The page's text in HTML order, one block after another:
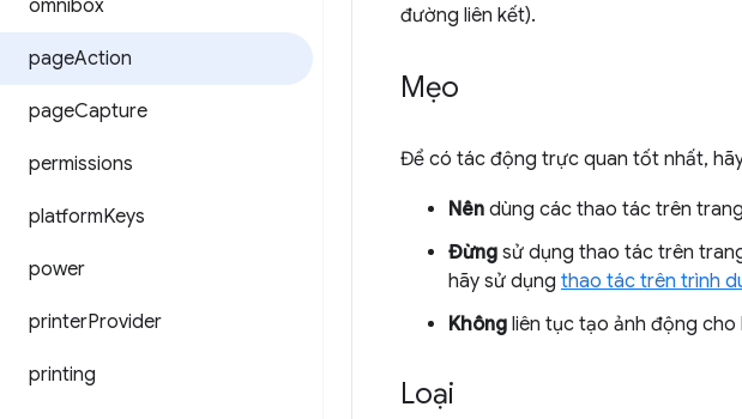
omnibox
pageAction
pageCapture
permissions
platformKeys
power
printerProvider
printing
đường liên kết).
Mẹo
Để có tác động trực quan tốt nhất,
Nên dùng các thao tác trên
Đừng sử dụng thao tác trên
hãy sử dụng thao tác trên trình
Không liên tục tạo ảnh động
Loại